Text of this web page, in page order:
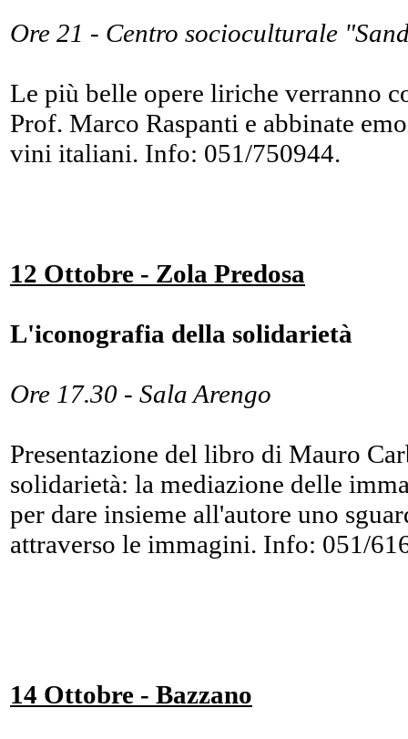
Ore 21 - Centro socioculturale
Le più belle opere liriche verranno
Prof. Marco Raspanti e abbinate
vini italiani. Info: 051/750944.
12 Ottobre - Zola Predosa
L'iconografia della solidarietà
Ore 17.30 - Sala Arengo
Presentazione del libro di Mauro
solidarietà: la mediazione delle
per dare insieme all'autore uno
attraverso le immagini. Info: 051/
14 Ottobre - Bazzano